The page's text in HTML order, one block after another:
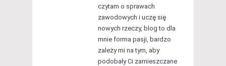
czytam o sprawach
zawodowych i uczę się
nowych rzeczy, blog to dla
mnie forma pasji, bardzo
zależy mi na tym, aby
podobały Ci zamieszczane